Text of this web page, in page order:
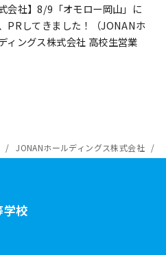
式会社】8/9「オモロー岡山」に
PRしてきました！（JONANホ
ィングス株式会社 高校生営業
JONANホールディングス株式会社
校